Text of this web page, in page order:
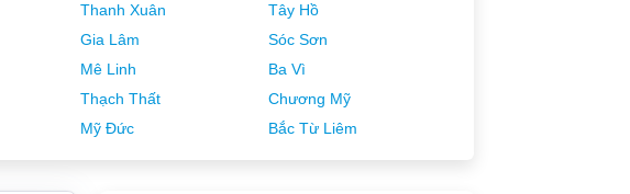
Thanh Xuân
Tây Hồ
Gia Lâm
Sóc Sơn
Mê Linh
Ba Vì
Thạch Thất
Chương Mỹ
Mỹ Đức Bắc Từ Liêm